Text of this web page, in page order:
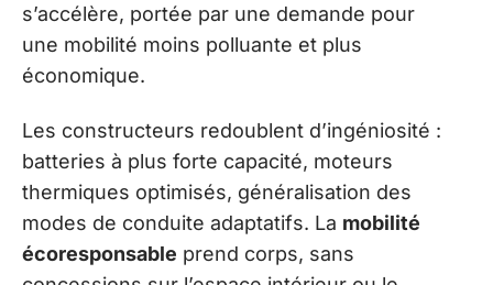
s’accélère, portée par une demande pour
une mobilité moins polluante et plus
économique.
Les constructeurs redoublent d’ingéniosité :
batteries à plus forte capacité, moteurs
thermiques optimisés, généralisation des
modes de conduite adaptatifs. La mobilité
écoresponsable prend corps, sans